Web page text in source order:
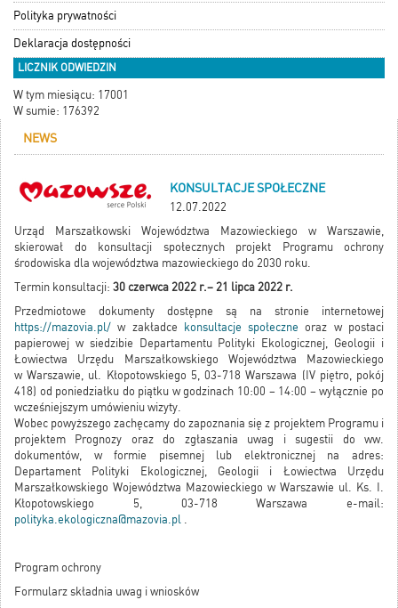
Polityka prywatności
Deklaracja dostępności
LICZNIK ODWIEDZIN
W tym miesiącu: 17001
W sumie: 176392
NEWS
KONSULTACJE SPOŁECZNE
12.07.2022
Urząd Marszałkowski Województwa Mazowieckiego w Warszawie,
skierował do konsultacji społecznych projekt Programu ochrony
środowiska dla województwa mazowieckiego do 2030 roku.
Termin konsultacji: 30 czerwca 2022 r.– 21 lipca 2022 r.
Przedmiotowe dokumenty dostępne są na stronie internetowej
https://mazovia.pl/ w zakładce konsultacje społeczne oraz w postaci
papierowej w siedzibie Departamentu Polityki Ekologicznej, Geologii i
Łowiectwa Urzędu Marszałkowskiego Województwa Mazowieckiego
w Warszawie, ul. Kłopotowskiego 5, 03-718 Warszawa (IV piętro, pokój
418) od poniedziałku do piątku w godzinach 10:00 – 14:00 – wyłącznie po
wcześniejszym umówieniu wizyty.
Wobec powyższego zachęcamy do zapoznania się z projektem Programu i
projektem Prognozy oraz do zgłaszania uwag i sugestii do ww.
dokumentów, w formie pisemnej lub elektronicznej na adres:
Departament Polityki Ekologicznej, Geologii i Łowiectwa Urzędu
Marszałkowskiego Województwa Mazowieckiego w Warszawie ul. Ks. I.
Kłopotowskiego 5, 03-718 Warszawa e-mail:
polityka.ekologiczna@mazovia.pl .
Program ochrony
Formularz składnia uwag i wniosków